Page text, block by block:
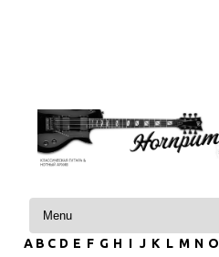
Перейти к содержимому
A B C D E F G H I J K L M N O